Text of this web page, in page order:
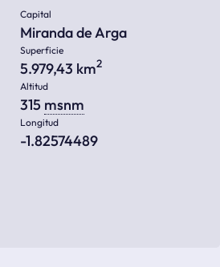
Capital
Miranda de Arga
Superficie
5.979,43 km2
Altitud
315 msnm
Longitud
-1.82574489